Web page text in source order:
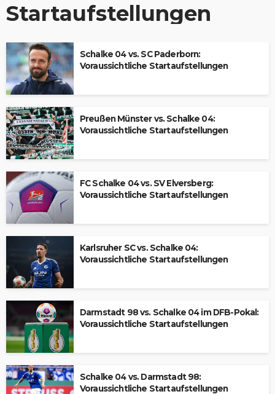
Startaufstellungen
Schalke 04 vs. SC Paderborn:
Voraussichtliche Startaufstellungen
Preußen Münster vs. Schalke 04:
Voraussichtliche Startaufstellungen
FC Schalke 04 vs. SV Elversberg:
Voraussichtliche Startaufstellungen
Karlsruher SC vs. Schalke 04:
Voraussichtliche Startaufstellungen
Darmstadt 98 vs. Schalke 04 im DFB-Pokal:
Voraussichtliche Startaufstellungen
Schalke 04 vs. Darmstadt 98:
Voraussichtliche Startaufstellungen